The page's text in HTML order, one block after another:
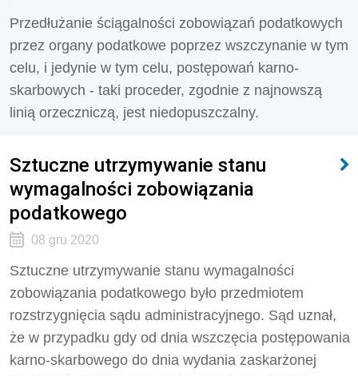
Przedłużanie ściągalności zobowiązań podatkowych
przez organy podatkowe poprzez wszczynanie w tym
celu, i jedynie w tym celu, postępowań karno-
skarbowych - taki proceder, zgodnie z najnowszą
linią orzeczniczą, jest niedopuszczalny.
Sztuczne utrzymywanie stanu
wymagalności zobowiązania
podatkowego
08 gru 2020
Sztuczne utrzymywanie stanu wymagalności
zobowiązania podatkowego było przedmiotem
rozstrzygnięcia sądu administracyjnego. Sąd uznał,
że w przypadku gdy od dnia wszczęcia postępowania
karno-skarbowego do dnia wydania zaskarżonej